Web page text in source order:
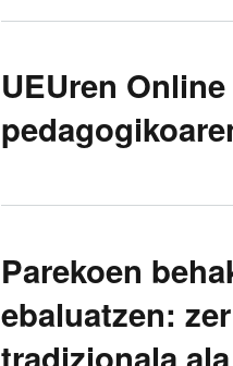
UEUren
Parekoen
ebaluatzen: